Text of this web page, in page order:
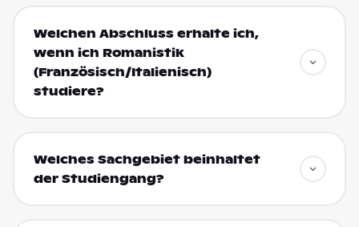
Welchen Abschluss erhalte ich,
wenn ich Romanistik
(Französisch/Italienisch)
studiere?
Welches Sachgebiet beinhaltet
der Studiengang?